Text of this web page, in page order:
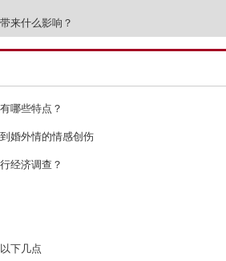
来什么影响？
哪些特点？
婚外情的情感创伤
经济调查？
下几点